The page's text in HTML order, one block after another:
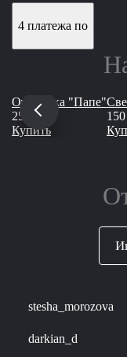
4 платежа по
Открытка "Папе"
250
руб
Купить
150
stesha_morozova
darkian_d